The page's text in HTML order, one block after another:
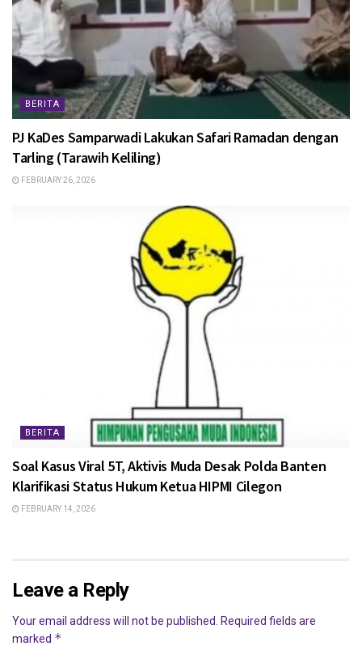
BERITA
PJ KaDes Samparwadi Lakukan Safari Ramadan dengan
Tarling (Tarawih Keliling)
FEBRUARY 26, 2026
BERITA
Soal Kasus Viral 5T, Aktivis Muda Desak Polda Banten
Klarifikasi Status Hukum Ketua HIPMI Cilegon
FEBRUARY 14, 2026
Leave a Reply
Your email address will not be published. Required fields are
marked *